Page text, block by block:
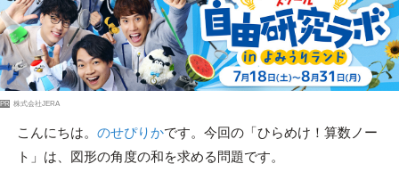
PR 株式会社JERA
こんにちは。 のせぴりかです。今回の「ひらめけ！算数ノー
ト」は、図形の角度の和を求める問題です。